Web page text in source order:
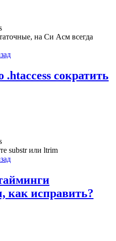
на Си Асм всегда
сократить
substr или ltrim
как исправить?